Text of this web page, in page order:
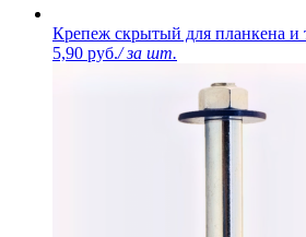
Крепеж скрытый для планкена и
5,90 руб./ за шт.